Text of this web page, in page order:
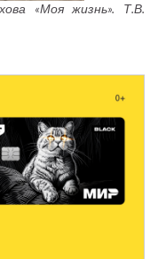
«Моя жизнь». Т.В.